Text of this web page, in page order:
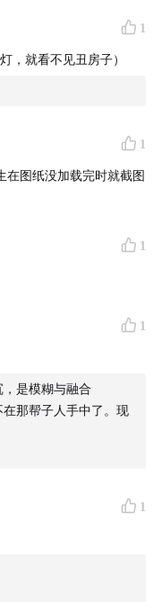
1
，就看不见丑房子）
1
在图纸没加载完时就截图
1
1
是模糊与融合
那帮子人手中了。现
1